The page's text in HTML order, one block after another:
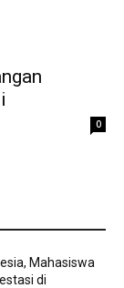
0
Mahasiswa
di